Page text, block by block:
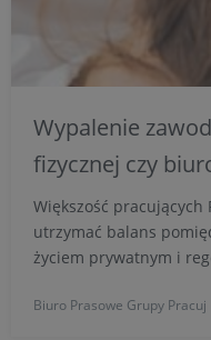
Wypalenie
fizycznej czy
Większość pracujących
utrzymać balans
życiem prywatnym i
zadbać pracownicy
Biuro Prasowe Grupy Pracuj